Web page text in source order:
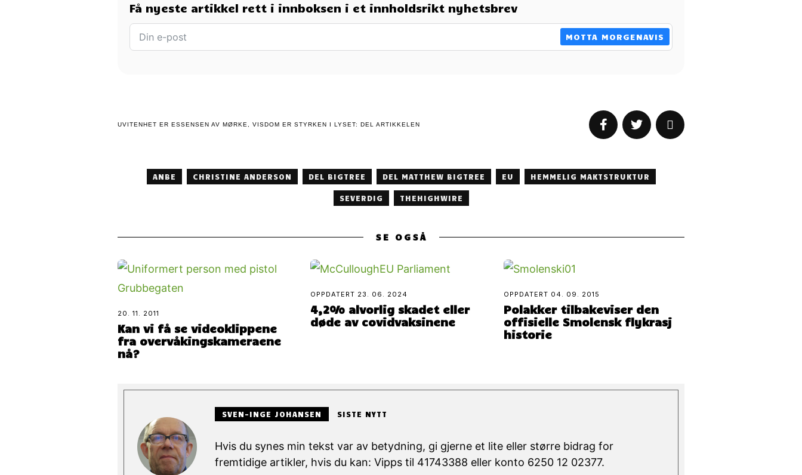
Få nyeste artikkel rett i innboksen i et innholdsrikt nyhetsbrev
MOTTA MORGENAVIS
UVITENHET ER ESSENSEN AV MØRKE, VISDOM ER STYRKEN I LYSET: DEL ARTIKKELEN
ANBE CHRISTINE ANDERSON DEL BIGTREE DEL MATTHEW BIGTREE EU HEMMELIG MAKTSTRUKTUR
SEVERDIG THEHIGHWIRE
SE OGSÅ
20. 11. 2011
Kan vi få se videoklippene
fra overvåkingskameraene
nå?
OPPDATERT 23. 06. 2024
4,2% alvorlig skadet eller
døde av covidvaksinene
OPPDATERT 04. 09. 2015
Polakker tilbakeviser den
offisielle Smolensk flykrasj
historie
SVEN-INGE JOHANSEN SISTE NYTT
Hvis du synes min tekst var av betydning, gi gjerne et lite eller større bidrag for
fremtidige artikler, hvis du kan: Vipps til 41743388 eller konto 6250 12 02377.